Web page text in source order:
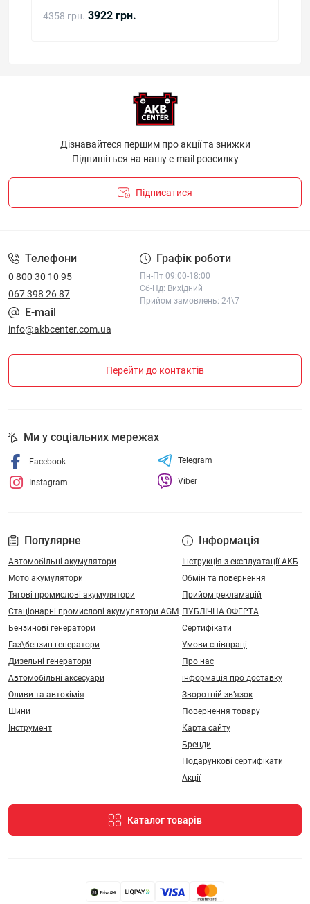
4358 грн. 3922 грн.
Дізнавайтеся першим про акції та знижки
Підпишіться на нашу e-mail розсилку
Підписатися
Телефони
0 800 30 10 95
067 398 26 87
Графік роботи
Пн-Пт 09:00-18:00
Сб-Нд: Вихідний
Прийом замовлень: 24\7
E-mail
info@akbcenter.com.ua
Перейти до контактів
Популярне
Автомобільні акумулятори
Мото акумулятори
Тягові промислові акумулятори
Стаціонарні промислові акумулятори АGM
Бензинові генератори
Газ\бензин генератори
Дизельні генератори
Автомобільні аксесуари
Оливи та автохімія
Шини
Інструмент
Інформація
Інструкція з експлуатації АКБ
Обмін та повернення
Прийом рекламацій
ПУБЛІЧНА ОФЕРТА
Сертифікати
Умови співпраці
Про нас
інформація про доставку
Зворотній зв’язок
Повернення товару
Карта сайту
Бренди
Подарункові сертифікати
Акції
Каталог товарів
Ми у соціальних мережах
Facebook
Instagram
Telegram
Viber